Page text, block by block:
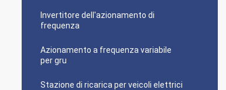
Invertitore dell'azionamento di
frequenza
Azionamento a frequenza variabile
per gru
Stazione di ricarica per veicoli elettrici